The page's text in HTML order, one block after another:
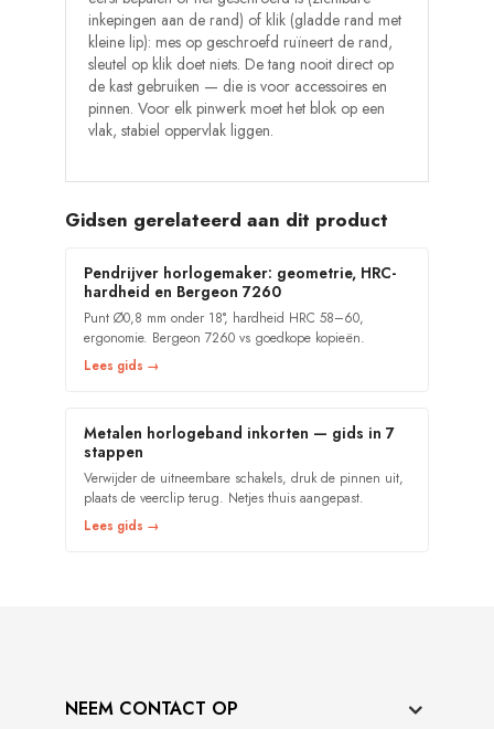
inkepingen aan de rand) of klik (gladde rand met
kleine lip): mes op geschroefd ruïneert de rand,
sleutel op klik doet niets. De tang nooit direct op
de kast gebruiken — die is voor accessoires en
pinnen. Voor elk pinwerk moet het blok op een
vlak, stabiel oppervlak liggen.
Gidsen gerelateerd aan dit product
Pendrijver horlogemaker: geometrie, HRC-
hardheid en Bergeon 7260
Punt Ø0,8 mm onder 18°, hardheid HRC 58–60,
ergonomie. Bergeon 7260 vs goedkope kopieën.
Lees gids →
Metalen horlogeband inkorten — gids in 7
stappen
Verwijder de uitneembare schakels, druk de pinnen uit,
plaats de veerclip terug. Netjes thuis aangepast.
Lees gids →
NEEM CONTACT OP